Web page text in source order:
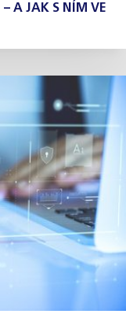
– A JAK S NÍM VE